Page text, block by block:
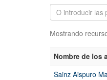
Mostrando
Nombre de los
Sainz Aispuro